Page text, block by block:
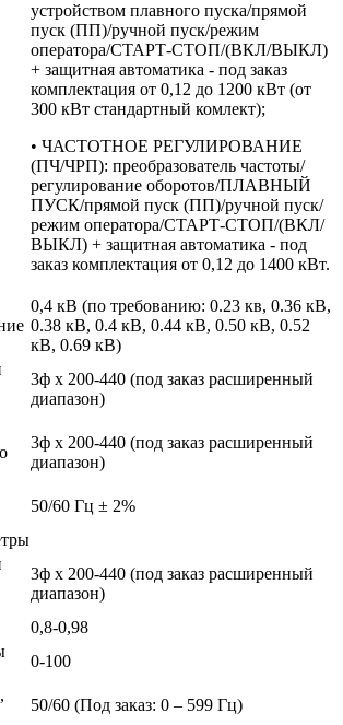
устройством плавного пуска/прямой
пуск (ПП)/ручной пуск/режим
оператора/СТАРТ-СТОП/(ВКЛ/ВЫКЛ)
+ защитная автоматика - под заказ
комплектация от 0,12 до 1200 кВт (от
300 кВт стандартный комлект);
• ЧАСТОТНОЕ РЕГУЛИРОВАНИЕ
(ПЧ/ЧРП): преобразователь частоты/
регулирование оборотов/ПЛАВНЫЙ
ПУСК/прямой пуск (ПП)/ручной пуск/
режим оператора/СТАРТ-СТОП/(ВКЛ/
ВЫКЛ) + защитная автоматика - под
заказ комплектация от 0,12 до 1400 кВт.
0,4 кВ (по требованию: 0.23 кв, 0.36 кВ,
0.38 кВ, 0.4 кВ, 0.44 кВ, 0.50 кВ, 0.52
кВ, 0.69 кВ)
3ф х 200-440 (под заказ расширенный
диапазон)
3ф х 200-440 (под заказ расширенный
диапазон)
50/60 Гц ± 2%
3ф х 200-440 (под заказ расширенный
диапазон)
0,8-0,98
0-100
50/60 (Под заказ: 0 – 599 Гц)